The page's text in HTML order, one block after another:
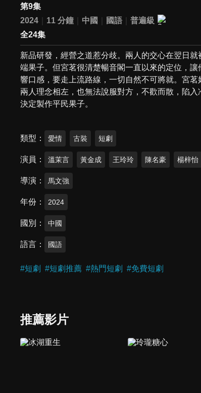
第9集
2024
11 分鐘 中國 國語
普遍級
全24集
新品研發，經營之道惹分歧。兩人的交心在翌日
端果子。但宮茗很清楚暢音閣一直以來的定位，
響口感，要走上流路線，一切自然不可將就。宮
兩人理念相左，也無法說服對方，不歡而散，陷
決定製作平民果子。
類型 愛情 古裝 短劇
演員 溫茉言 黃金成 王玲玲 陳名豪 楊梓怡
導演 馬文強
年份 2024
國別 中國
語言 國語
#短劇 #短劇推薦 #熱門短劇 #免費短劇
推薦影片